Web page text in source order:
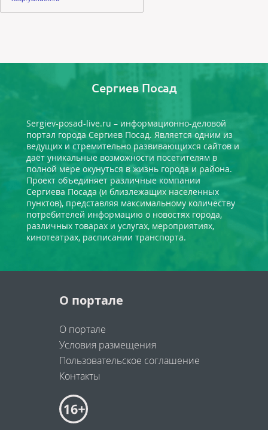
Сергиев Посад
Sergiev-posad-live.ru – информационно-деловой
портал города Сергиев Посад. Является одним из
ведущих и стремительно развивающихся сайтов и
даёт уникальные возможности посетителям в
полной мере окунуться в жизнь города и района.
Проект объединяет различные компании
Сергиева Посада (и близлежащих населенных
пунктов), представляя максимальному количеству
потребителей информацию о новостях города,
различных товарах и услугах, мероприятиях,
кинотеатрах, расписании транспорта.
О портале
О портале
Условия размещения
Пользовательское соглашение
Контакты